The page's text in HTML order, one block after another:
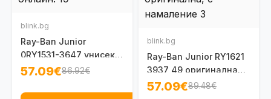
blink.bg
Ray-Ban Junior
0RY1531-3647 унисекс
8-10 г.
57.09€86.92€
blink.bg
Ray-Ban Junior RY1621
3937 49 оригинална
детска рамка за очила
57.09€89.48€